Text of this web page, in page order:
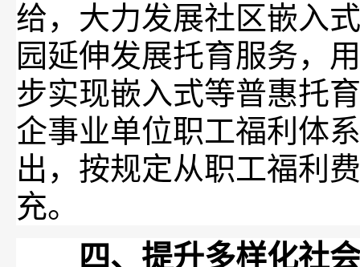
给，大力发展社区嵌入
园延伸发展托育服务，
步实现嵌入式等普惠托
企事业单位职工福利体
出，按规定从职工福利
充。
四、提升多样化社